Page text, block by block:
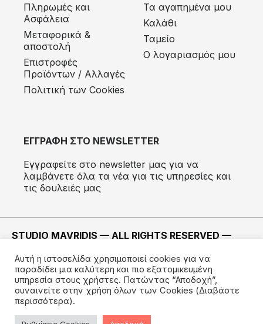
Πληρωμές και
Ασφάλεια
Μεταφορικά &
αποστολή
Eπιστροφές
Προϊόντων / Αλλαγές
Πολιτική των Cookies
Τα αγαπημένα μου
Καλάθι
Ταμείο
Ο λογαριασμός μου
ΕΓΓΡΑΦΗ ΣΤΟ NEWSLETTER
Εγγραφείτε στο newsletter μας για να
λαμβάνετε όλα τα νέα για τις υπηρεσίες και
τις δουλειές μας
STUDIO MAVRIDIS — ALL RIGHTS RESERVED —
ΚΑΤΑΣΚΕΥΗ —IMODE
Αυτή η ιστοσελίδα χρησιμοποιεί cookies για να
παραδίδει μια καλύτερη και πιο εξατομικευμένη
υπηρεσία στους χρήστες. Πατώντας “Αποδοχή”,
συναινείτε στην χρήση όλων των Cookies (Διαβάστε
περισσότερα).